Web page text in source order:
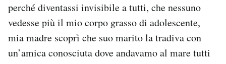
perché diventassi invisibile a tutti, che nessuno
vedesse più il mio corpo grasso di adolescente,
mia madre scoprì che suo marito la tradiva con
un’amica conosciuta dove andavamo al mare tutti